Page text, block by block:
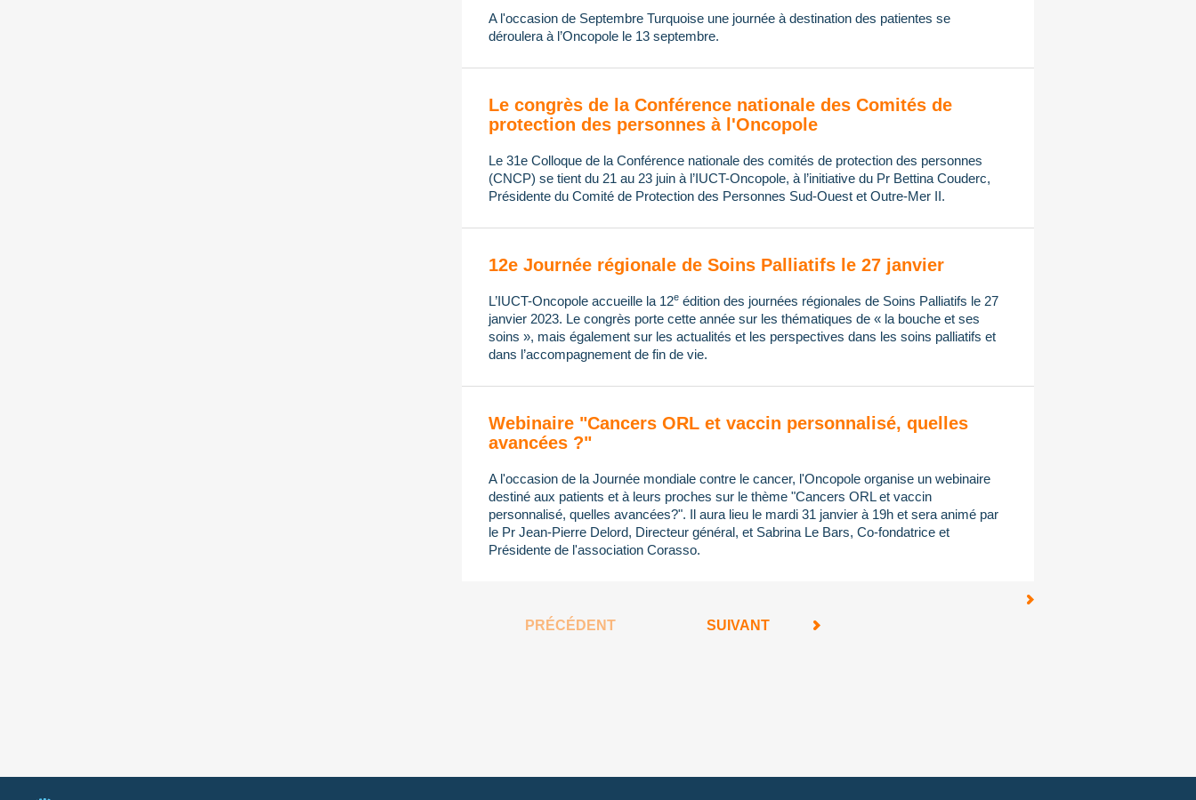
A l'occasion de Septembre Turquoise une journée à destination des patientes se
déroulera à l’Oncopole le 13 septembre.
Le congrès de la Conférence nationale des Comités de
protection des personnes à l'Oncopole
Le 31e Colloque de la Conférence nationale des comités de protection des personnes
(CNCP) se tient du 21 au 23 juin à l’IUCT-Oncopole, à l’initiative du Pr Bettina Couderc,
Présidente du Comité de Protection des Personnes Sud-Ouest et Outre-Mer II.
12e Journée régionale de Soins Palliatifs le 27 janvier
L’IUCT-Oncopole accueille la 12eédition des journées régionales de Soins Palliatifs le 27
janvier 2023. Le congrès porte cette année sur les thématiques de « la bouche et ses
soins », mais également sur les actualités et les perspectives dans les soins palliatifs et
dans l’accompagnement de fin de vie.
Webinaire "Cancers ORL et vaccin personnalisé, quelles
avancées ?"
A l'occasion de la Journée mondiale contre le cancer, l'Oncopole organise un webinaire
destiné aux patients et à leurs proches sur le thème "Cancers ORL et vaccin
personnalisé, quelles avancées?". Il aura lieu le mardi 31 janvier à 19h et sera animé par
le Pr Jean-Pierre Delord, Directeur général, et Sabrina Le Bars, Co-fondatrice et
Présidente de l'association Corasso.
PRÉCÉDENT SUIVANT